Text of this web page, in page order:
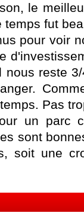
le
fut
pour voir
reste
Pas
un parc
sont
soit une